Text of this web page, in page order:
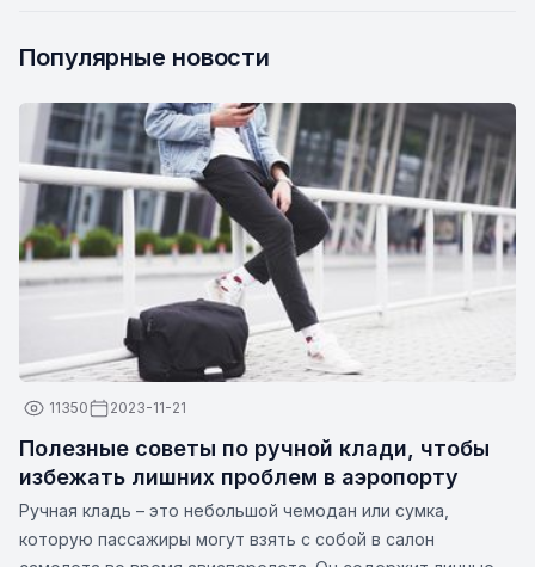
Популярные новости
11350 2023-11-21
Полезные советы по ручной клади, чтобы
избежать лишних проблем в аэропорту
Ручная кладь – это небольшой чемодан или сумка,
которую пассажиры могут взять с собой в салон